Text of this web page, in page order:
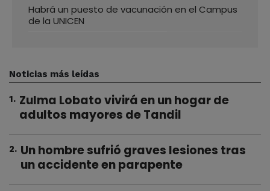
Habrá un puesto de vacunación en el Campus
de la UNICEN
Noticias más leídas
1. Zulma Lobato vivirá en un hogar de
adultos mayores de Tandil
2. Un hombre sufrió graves lesiones tras
un accidente en parapente